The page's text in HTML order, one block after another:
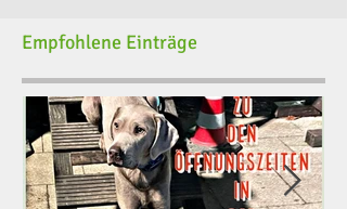
Empfohlene Einträge